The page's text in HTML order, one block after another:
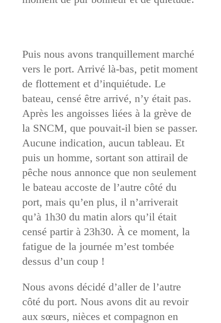
Puis nous avons tranquillement marché
vers le port. Arrivé là-bas, petit moment
de flottement et d’inquiétude. Le
bateau, censé être arrivé, n’y était pas.
Après les angoisses liées à la grève de
la SNCM, que pouvait-il bien se passer.
Aucune indication, aucun tableau. Et
puis un homme, sortant son attirail de
pêche nous annonce que non seulement
le bateau accoste de l’autre côté du
port, mais qu’en plus, il n’arriverait
qu’à 1h30 du matin alors qu’il était
censé partir à 23h30. À ce moment, la
fatigue de la journée m’est tombée
dessus d’un coup !
Nous avons décidé d’aller de l’autre
côté du port. Nous avons dit au revoir
aux sœurs, nièces et compagnon en